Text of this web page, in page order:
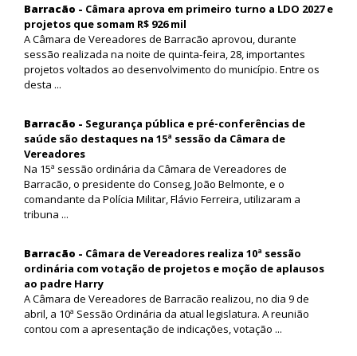
Barracão - Câmara aprova em primeiro turno a LDO 2027 e
projetos que somam R$ 926 mil
A Câmara de Vereadores de Barracão aprovou, durante
sessão realizada na noite de quinta-feira, 28, importantes
projetos voltados ao desenvolvimento do município. Entre os
desta ...
Barracão - Segurança pública e pré-conferências de
saúde são destaques na 15ª sessão da Câmara de
Vereadores
Na 15ª sessão ordinária da Câmara de Vereadores de
Barracão, o presidente do Conseg, João Belmonte, e o
comandante da Polícia Militar, Flávio Ferreira, utilizaram a
tribuna ...
Barracão - Câmara de Vereadores realiza 10ª sessão
ordinária com votação de projetos e moção de aplausos
ao padre Harry
A Câmara de Vereadores de Barracão realizou, no dia 9 de
abril, a 10ª Sessão Ordinária da atual legislatura. A reunião
contou com a apresentação de indicações, votação ...